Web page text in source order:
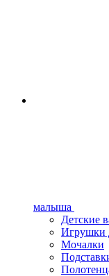
малыша
Детские
Игрушки
Мочалки